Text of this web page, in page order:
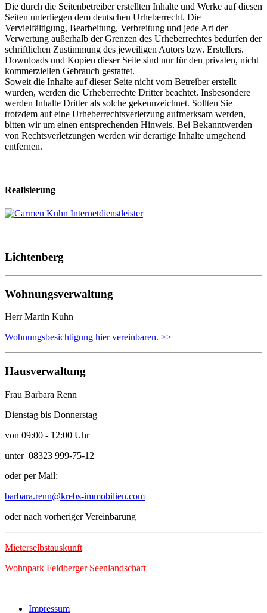
Die durch die Seitenbetreiber erstellten Inhalte und Werke auf diesen
Seiten unterliegen dem deutschen Urheberrecht. Die
Vervielfältigung, Bearbeitung, Verbreitung und jede Art der
Verwertung außerhalb der Grenzen des Urheberrechtes bedürfen der
schriftlichen Zustimmung des jeweiligen Autors bzw. Erstellers.
Downloads und Kopien dieser Seite sind nur für den privaten, nicht
kommerziellen Gebrauch gestattet.
Soweit die Inhalte auf dieser Seite nicht vom Betreiber erstellt
wurden, werden die Urheberrechte Dritter beachtet. Insbesondere
werden Inhalte Dritter als solche gekennzeichnet. Sollten Sie
trotzdem auf eine Urheberrechtsverletzung aufmerksam werden,
bitten wir um einen entsprechenden Hinweis. Bei Bekanntwerden
von Rechtsverletzungen werden wir derartige Inhalte umgehend
entfernen.
Realisierung
Lichtenberg
Wohnungsverwaltung
Herr Martin Kuhn
Wohnungsbesichtigung hier vereinbaren. >>
Hausverwaltung
Frau Barbara Renn
Dienstag bis Donnerstag
von 09:00 - 12:00 Uhr
unter 08323 999-75-12
oder per Mail:
barbara.renn@krebs-immobilien.com
oder nach vorheriger Vereinbarung
Mieterselbstauskunft
Wohnpark Feldberger Seenlandschaft
Impressum